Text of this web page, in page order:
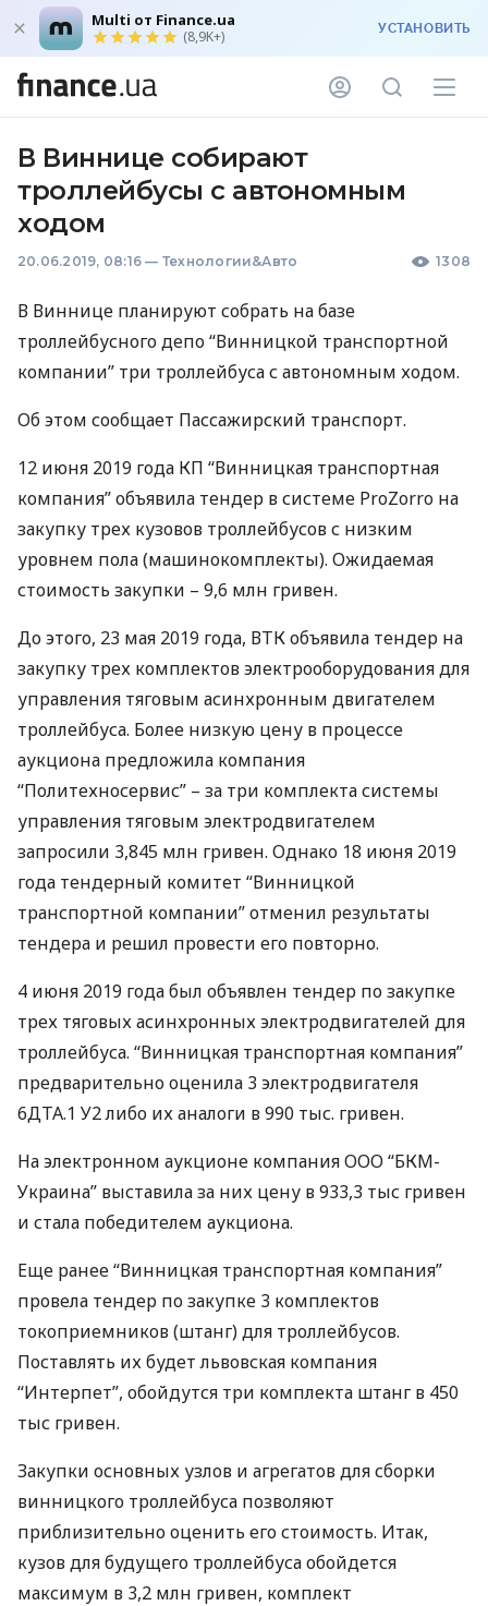
Multi от Finance.ua
(8,9K+) УСТАНОВИТЬ
В Виннице собирают
троллейбусы с автономным
ходом
20.06.2019, 08:16 — Технологии&Авто 1308
В Виннице планируют собрать на базе
троллейбусного депо “Винницкой транспортной
компании” три троллейбуса с автономным ходом.
Об этом сообщает Пассажирский транспорт.
12 июня 2019 года КП “Винницкая транспортная
компания” объявила тендер в системе ProZorro на
закупку трех кузовов троллейбусов с низким
уровнем пола (машинокомплекты). Ожидаемая
стоимость закупки – 9,6 млн гривен.
До этого, 23 мая 2019 года, ВТКобъявила тендер на
закупку трех комплектов электрооборудования для
управления тяговым асинхронным двигателем
троллейбуса. Более низкую цену в процессе
аукциона предложила компания
“Политехносервис” – за три комплекта системы
управления тяговым электродвигателем
запросили 3,845 млн гривен. Однако 18 июня 2019
года тендерный комитет “Винницкой
транспортной компании” отменил результаты
тендера и решил провести его повторно.
4 июня 2019 года был объявлен тендер по закупке
трех тяговых асинхронных электродвигателей для
троллейбуса. “Винницкая транспортная компания”
предварительно оценила 3 электродвигателя
6ДТА.1 У2 либо их аналоги в 990 тыс. гривен.
На электронном аукционе компанияООО “БКМ-
Украина” выставила за них цену в 933,3 тыс гривен
и стала победителем аукциона.
Еще ранее “Винницкая транспортная компания”
провела тендер по закупке 3 комплектов
токоприемников (штанг) для троллейбусов.
Поставлять их будет львовская компания
“Интерпет”, обойдутся три комплекта штанг в 450
тыс гривен.
Закупки основных узлов и агрегатов для сборки
винницкого троллейбуса позволяют
приблизительно оценить его стоимость. Итак,
кузов для будущего троллейбуса обойдется
максимум в 3,2 млн гривен, комплект